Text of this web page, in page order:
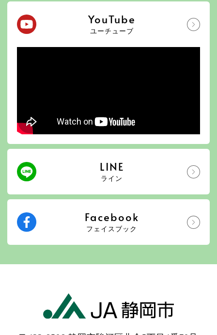
YouTube
ユーチューブ
LINE
ライン
Facebook
フェイスブック